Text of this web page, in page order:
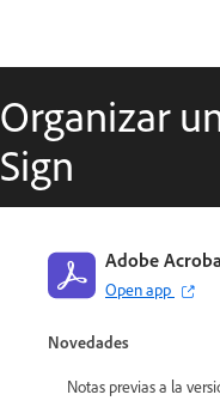
Organizar
Sign
Adobe
Open app
Guía de Adobe Acrobat
Novedades
Notas previas a la